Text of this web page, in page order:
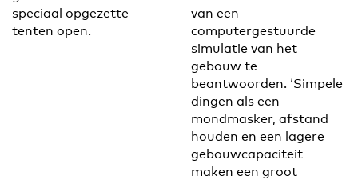
speciaal opgezette
tenten open.
van een
computergestuurde
simulatie van het
gebouw te
beantwoorden. ‘Simpele
dingen als een
mondmasker, afstand
houden en een lagere
gebouwcapaciteit
maken een groot